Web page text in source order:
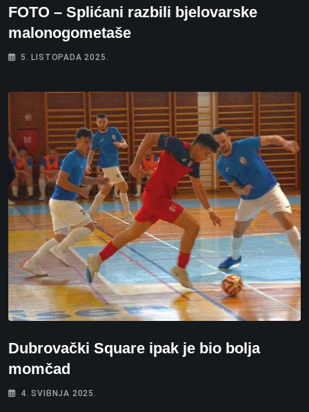
FOTO – Splićani razbili bjelovarske
malonogometaše
5. LISTOPADA 2025.
Dubrovački Square ipak je bio bolja
momčad
4. SVIBNJA 2025.